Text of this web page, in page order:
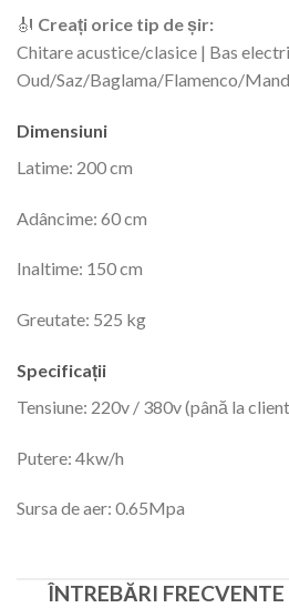
🎻 Creați orice tip de șir:
Chitare acustice/clasice | Bas
Oud/Saz/Baglama/Flamenco/
Dimensiuni
Latime: 200 cm
Adâncime: 60 cm
Inaltime: 150 cm
Greutate: 525 kg
Specificații
Tensiune: 220v / 380v (până la
Putere: 4kw/h
Sursa de aer: 0.65Mpa
ÎNTREBĂRI